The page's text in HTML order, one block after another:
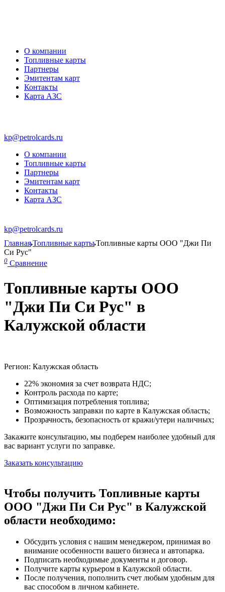
О компании
Топливные карты
Партнеры
Эмитентам карт
Контакты
Карта АЗС
kp@petrolcards.ru
О компании
Топливные карты
Партнеры
Эмитентам карт
Контакты
Карта АЗС
kp@petrolcards.ru
ГлавнаяТопливные картыТопливные карты ООО "Джи Пи
Си Рус"
0 Сравнение
Топливные карты ООО
"Джи Пи Си Рус" в
Калужской области
Регион: Калужская область
22% экономия за счет возврата НДС;
Контроль расхода по карте;
Оптимизация потребления топлива;
Возможность заправки по карте в Калужская область;
Прозрачность, безопасность от кражи/утери наличных;
Закажите консультацию, мы подберем наиболее удобный для
вас вариант услуги по заправке.
Заказать консультацию
Чтобы получить Топливные карты
ООО "Джи Пи Си Рус" в Калужской
области необходимо:
Обсудить условия с нашим менеджером, принимая во
внимание особенности вашего бизнеса и автопарка.
Подписать необходимые документы и договор.
Получите карты курьером в Калужской области.
После получения, пополнить счет любым удобным для
вас способом в личном кабинете.